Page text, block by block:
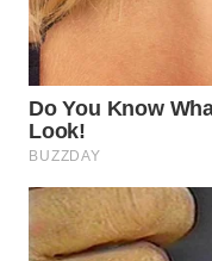
WAHANANEWS
WAHANANEWS
CO ID
WAHANANEWS
NET